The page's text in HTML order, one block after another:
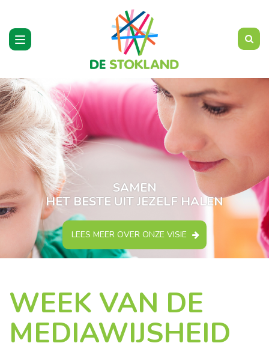
Toggle
navigation
SAMEN
HET BESTE UIT JEZELF HALEN
LEES MEER OVER ONZE VISIE
WEEK VAN DE
MEDIAWIJSHEID